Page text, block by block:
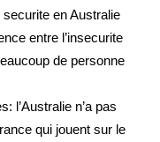
securite en Australie
entre l’insecurite
de personne
l’Australie n’a pas
qui jouent sur le